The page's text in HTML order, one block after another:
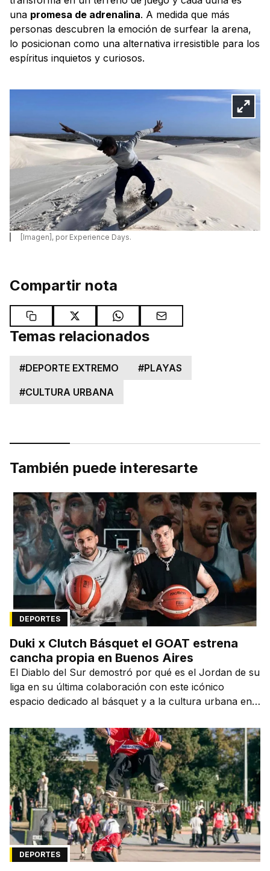
una promesa de adrenalina. A medida que más
personas descubren la emoción de surfear la arena,
lo posicionan como una alternativa irresistible para los
espíritus inquietos y curiosos.
[Imagen], por Experience Days.
Compartir nota
Temas relacionados
#DEPORTE EXTREMO #PLAYAS
#CULTURA URBANA
También puede interesarte
DEPORTES
Duki x Clutch Básquet el GOAT estrena
cancha propia en Buenos Aires
El Diablo del Sur demostró por qué es el Jordan de su
liga en su última colaboración con este icónico
espacio dedicado al básquet y a la cultura urbana en
DEPORTES